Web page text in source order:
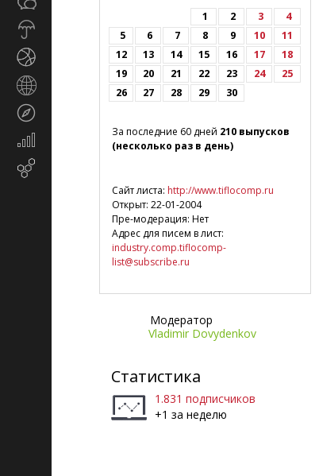
Экономика
маркетинг
1 2 3
4
5
6 7 8 9 10
11
12
13 14 15 16 17
18
19
20 21 22 23 24
25
26
27 28 29 30
За последние 60 дней 210 выпусков
(несколько раз в день)
Сайт листа: http://www.tiflocomp.ru
Открыт: 22-01-2004
Пре-модерация: Нет
Адрес для писем в лист:
industry.comp.tiflocomp-
list@subscribe.ru
Модератор
Vladimir Dovydenkov
Статистика
1.831 подписчиков
+1 за неделю